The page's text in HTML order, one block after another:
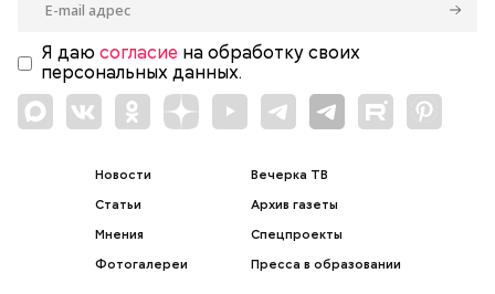
Я даю согласие на обработку своих
персональных данных.
Новости
Статьи
Мнения
Фотогалереи
Вечерка ТВ
Архив газеты
Спецпроекты
Пресса в образовании